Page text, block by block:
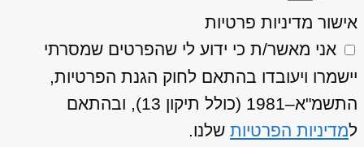
אישור מדיניות פרטיות
אני מאשר/ת כי ידוע לי שהפרטים שמסרתי
יישמרו ויעובדו בהתאם לחוק הגנת הפרטיות,
התשמ"א–1981 (כולל תיקון 13), ובהתאם
למדיניות הפרטיות שלנו.